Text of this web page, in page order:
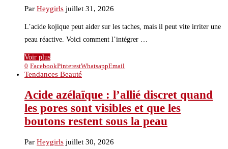
Par Heygirls juillet 31, 2026
L’acide kojique peut aider sur les taches, mais il peut vite irriter une
peau réactive. Voici comment l’intégrer …
Voir plus
0 FacebookPinterestWhatsappEmail
Tendances Beauté
Acide azélaïque : l’allié discret quand
les pores sont visibles et que les
boutons restent sous la peau
Par Heygirls juillet 30, 2026